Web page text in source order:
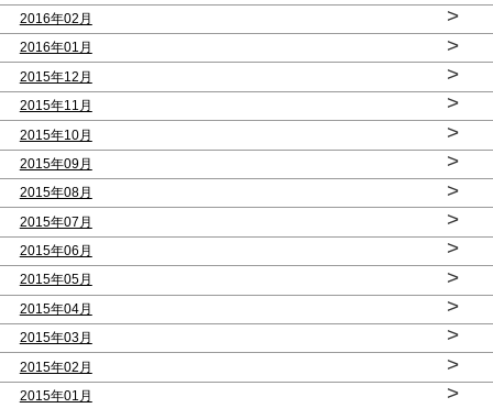
2016年02月 >
2016年01月 >
2015年12月 >
2015年11月 >
2015年10月 >
2015年09月 >
2015年08月 >
2015年07月 >
2015年06月 >
2015年05月 >
2015年04月 >
2015年03月 >
2015年02月 >
2015年01月 >